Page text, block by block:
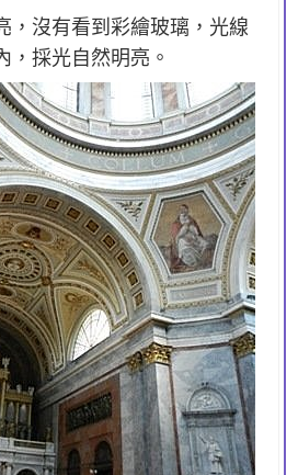
，沒有看到彩繪玻璃，光線
，採光自然明亮。